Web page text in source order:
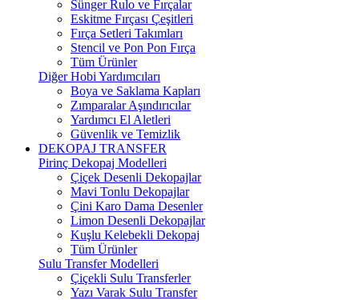
Sünger Rulo ve Fırçalar
Eskitme Fırçası Çeşitleri
Fırça Setleri Takımları
Stencil ve Pon Pon Fırça
Tüm Ürünler
Diğer Hobi Yardımcıları
Boya ve Saklama Kapları
Zımparalar Aşındırıcılar
Yardımcı El Aletleri
Güvenlik ve Temizlik
DEKOPAJ TRANSFER
Pirinç Dekopaj Modelleri
Çiçek Desenli Dekopajlar
Mavi Tonlu Dekopajlar
Çini Karo Dama Desenler
Limon Desenli Dekopajlar
Kuşlu Kelebekli Dekopaj
Tüm Ürünler
Sulu Transfer Modelleri
Çiçekli Sulu Transferler
Yazı Varak Sulu Transfer